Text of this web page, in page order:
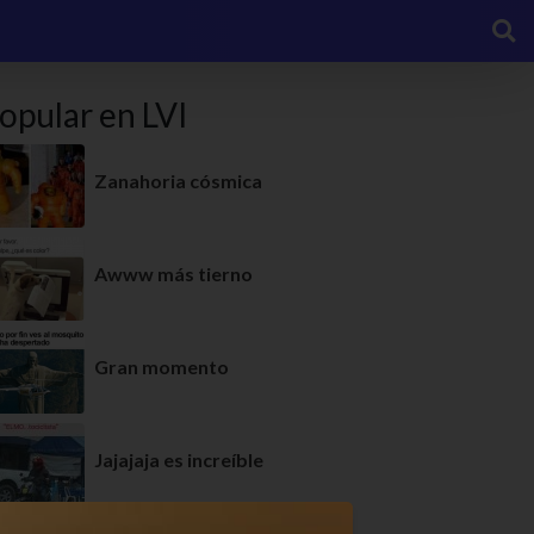
en LVI
Zanahoria cósmica
Awww más tierno
Gran momento
Jajajaja es increíble